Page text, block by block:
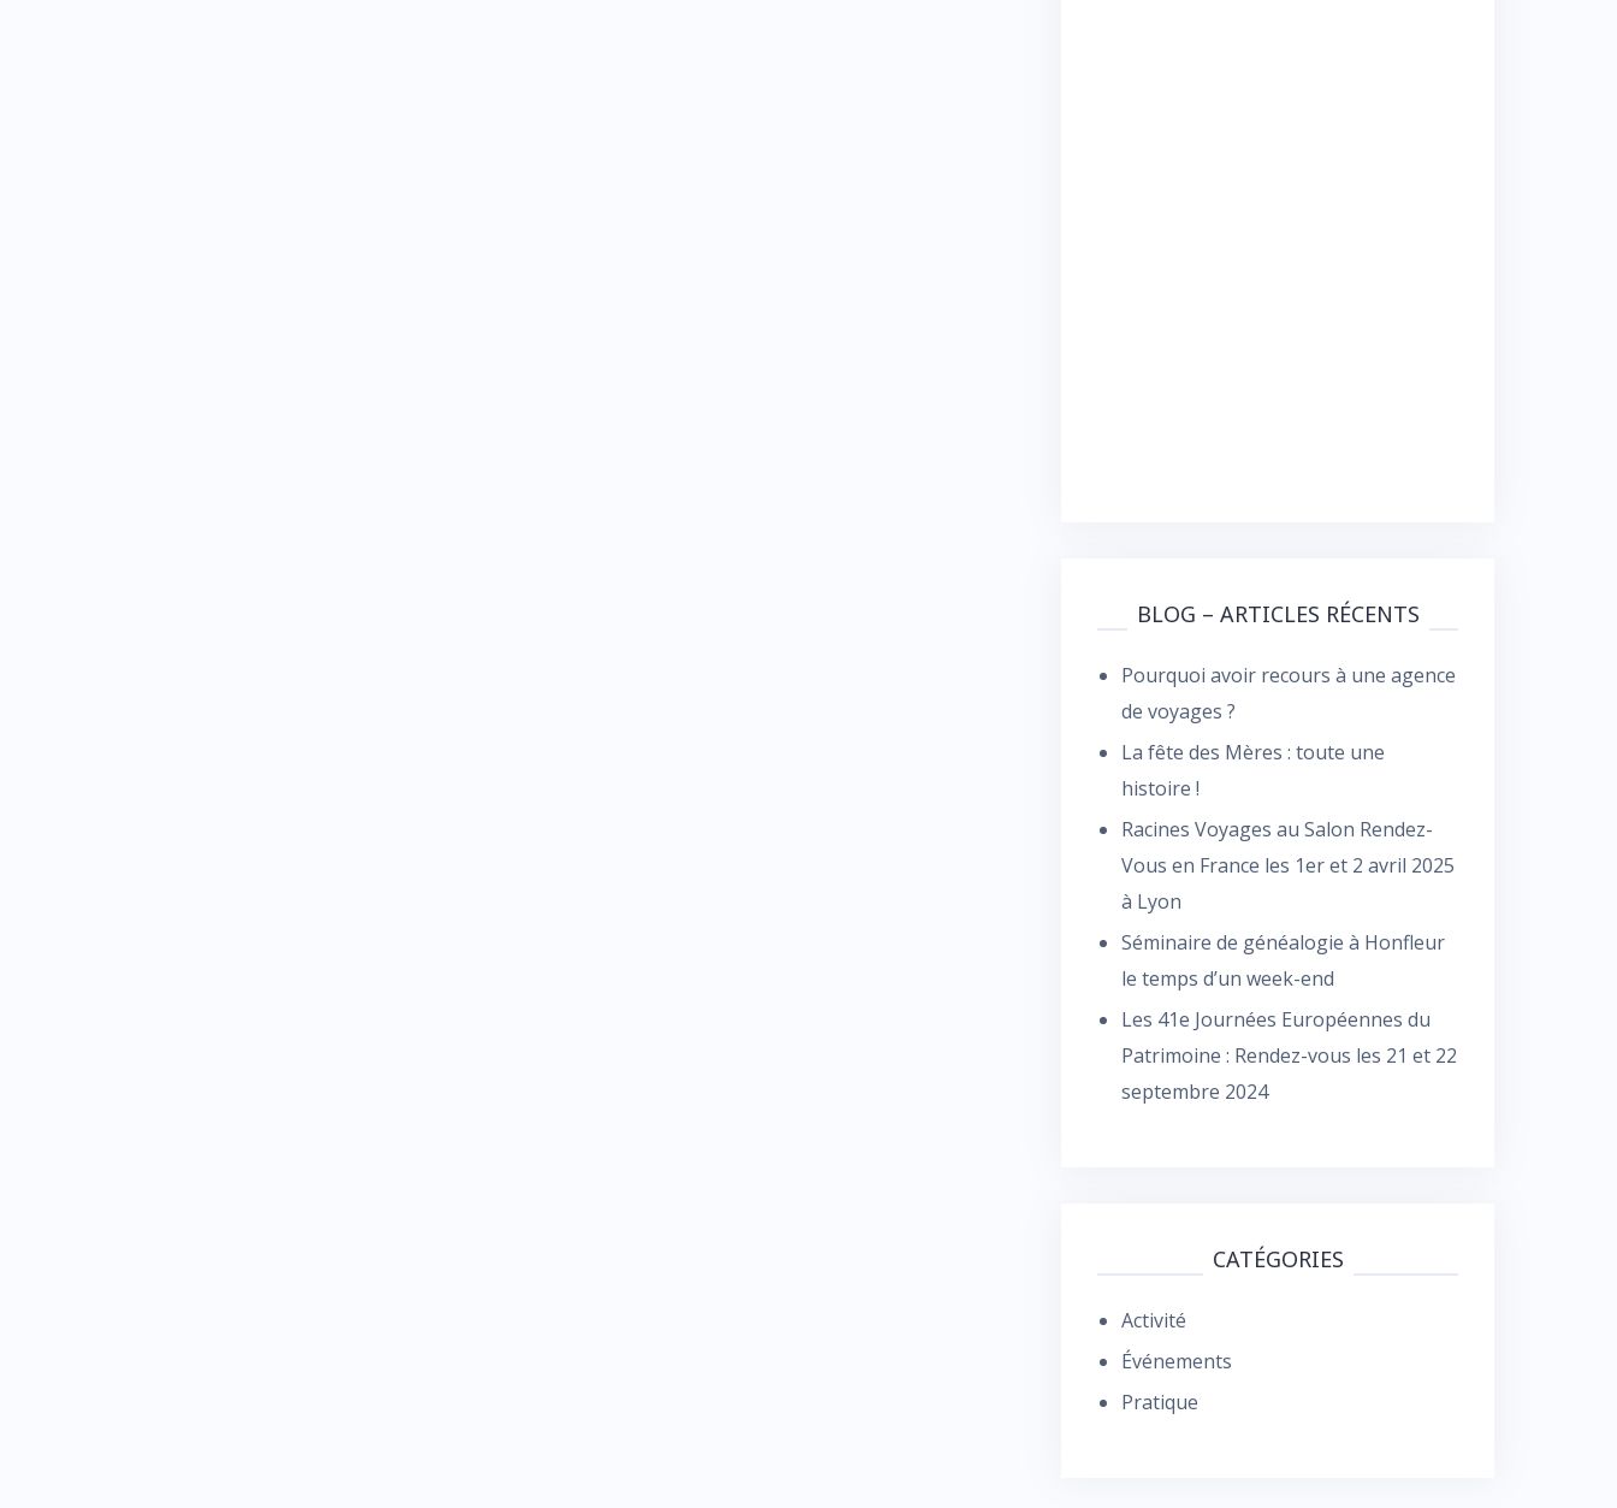
BLOG – ARTICLES RÉCENTS
Pourquoi avoir recours à une agence
de voyages ?
La fête des Mères : toute une
histoire !
Racines Voyages au Salon Rendez-
Vous en France les 1er et 2 avril 2025
à Lyon
Séminaire de généalogie à Honfleur
le temps d’un week-end
Les 41e Journées Européennes du
Patrimoine : Rendez-vous les 21 et 22
septembre 2024
CATÉGORIES
Activité
Événements
Pratique